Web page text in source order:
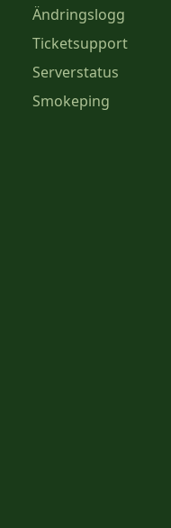
Ändringslogg
Ticketsupport
Serverstatus
Smokeping